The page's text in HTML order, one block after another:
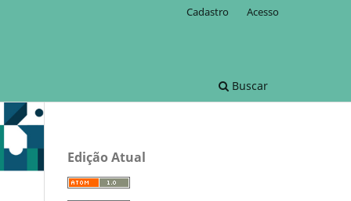
Buscar
Cadastro Acesso
Edição Atual